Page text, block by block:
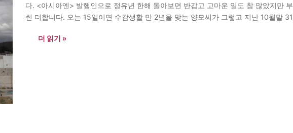
다. <아시아엔> 발행인으로 정유년 한해 돌아보면 반갑고 고마운 일도 참 많았지만
씬 더합니다. 오는 15일이면 수감생활 만 2년을 맞는 양모씨가 그렇고 지난 10월말
더 읽기 »